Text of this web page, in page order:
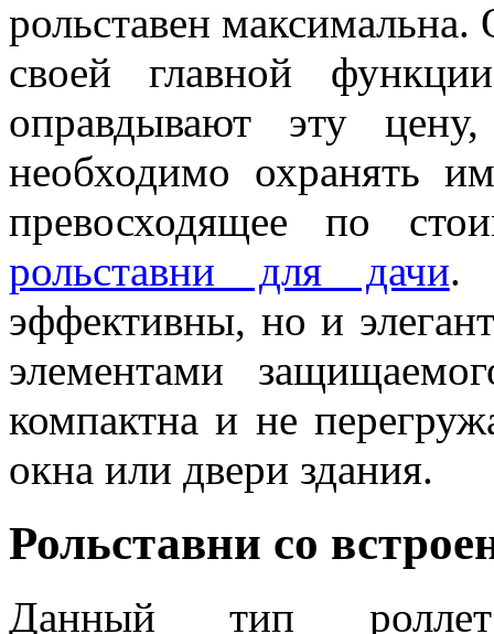
рольставен
своей главной
оправдывают эту
необходимо охранять
превосходящее по
рольставни для дачи.
эффективны, но и
элементами
компактна и не
окна или двери здания.
Рольставни со
Данный тип